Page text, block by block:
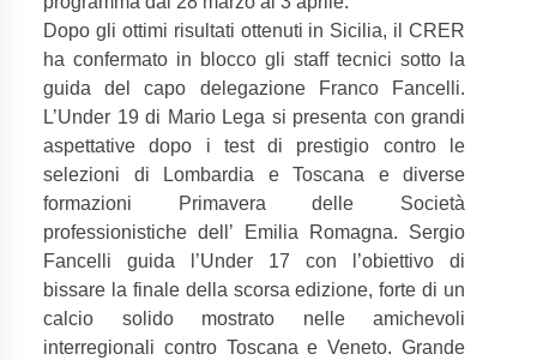
Dopo gli ottimi risultati ottenuti in Sicilia, il CRER
ha confermato in blocco gli staff tecnici sotto la
guida del capo delegazione Franco Fancelli.
L’Under 19 di Mario Lega si presenta con grandi
aspettative dopo i test di prestigio contro le
selezioni di Lombardia e Toscana e diverse
formazioni Primavera delle Società
professionistiche dell’ Emilia Romagna. Sergio
Fancelli guida l’Under 17 con l’obiettivo di
bissare la finale della scorsa edizione, forte di un
calcio solido mostrato nelle amichevoli
interregionali contro Toscana e Veneto. Grande